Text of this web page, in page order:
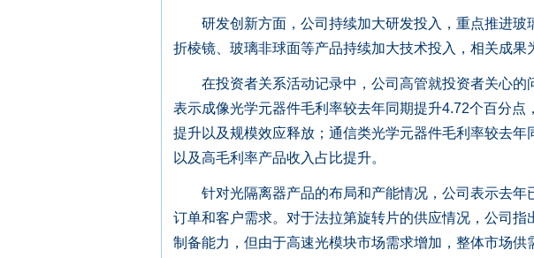
研发创新方面，公司持续加大研发投入，重点推进玻
折棱镜、玻璃非球面等产品持续加大技术投入，相关成果
在投资者关系活动记录中，公司高管就投资者关心的
表示成像光学元器件毛利率较去年同期提升4.72个百分
提升以及规模效应释放；通信类光学元器件毛利率较去
以及高毛利率产品收入占比提升。
针对光隔离器产品的布局和产能情况，公司表示去年
订单和客户需求。对于法拉第旋转片的供应情况，公司
制备能力，但由于高速光模块市场需求增加，整体市场供